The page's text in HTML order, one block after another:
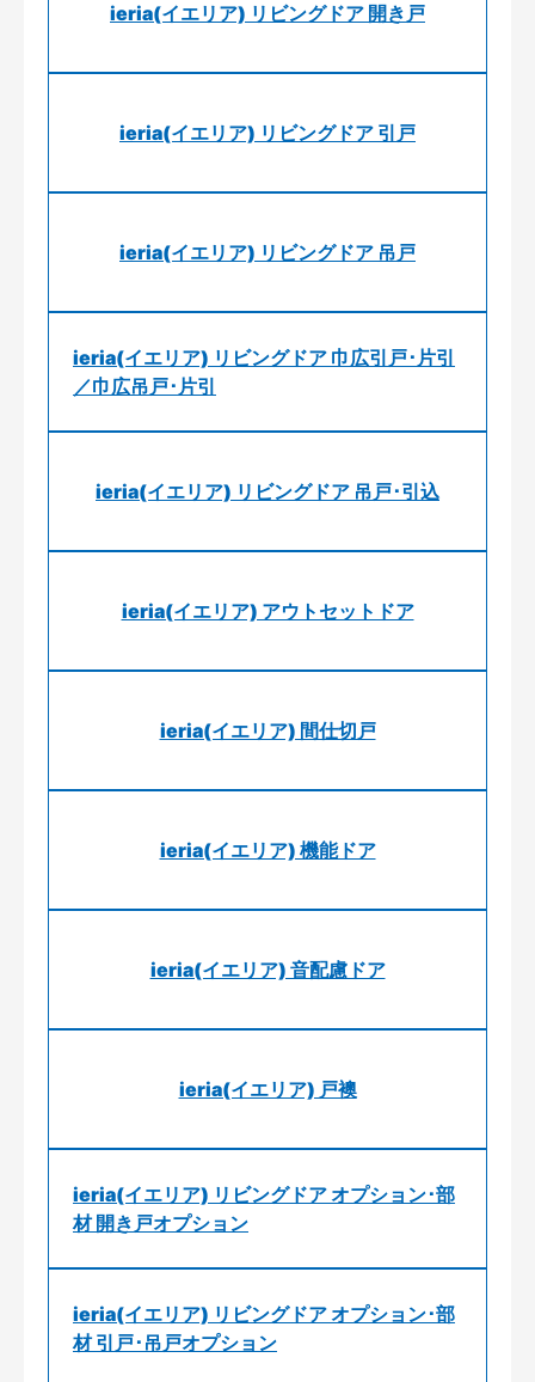
ieria(イエリア) リビングドア 開き戸
ieria(イエリア) リビングドア 引戸
ieria(イエリア) リビングドア 吊戸
ieria(イエリア) リビングドア 巾広引戸･片引
／巾広吊戸･片引
ieria(イエリア) リビングドア 吊戸･引込
ieria(イエリア) アウトセットドア
ieria(イエリア) 間仕切戸
ieria(イエリア) 機能ドア
ieria(イエリア) 音配慮ドア
ieria(イエリア) 戸襖
ieria(イエリア) リビングドア オプション･部
材 開き戸オプション
ieria(イエリア) リビングドア オプション･部
材 引戸･吊戸オプション